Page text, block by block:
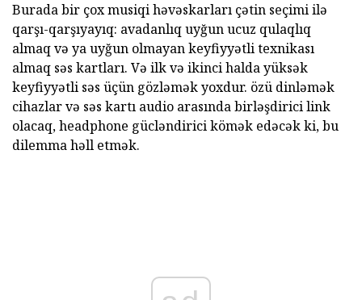
Burada bir çox musiqi həvəskarları çətin seçimi ilə
qarşı-qarşıyayıq: avadanlıq uyğun ucuz qulaqlıq
almaq və ya uyğun olmayan keyfiyyətli texnikası
almaq səs kartları. Və ilk və ikinci halda yüksək
keyfiyyətli səs üçün gözləmək yoxdur. özü dinləmək
cihazlar və səs kartı audio arasında birləşdirici link
olacaq, headphone gücləndirici kömək edəcək ki, bu
dilemma həll etmək.